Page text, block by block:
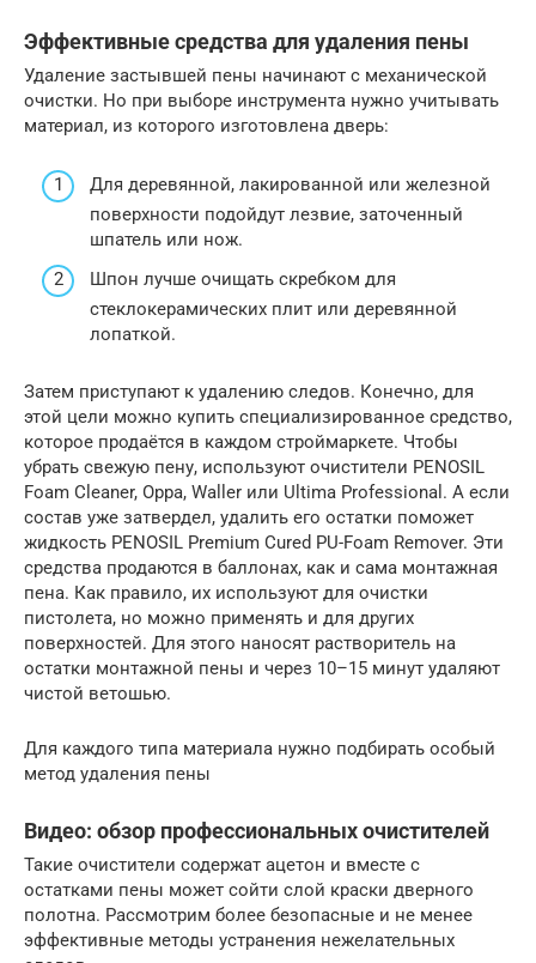
Эффективные средства для удаления пены
Удаление застывшей пены начинают с механической
очистки. Но при выборе инструмента нужно учитывать
материал, из которого изготовлена дверь:
Для деревянной, лакированной или железной
поверхности подойдут лезвие, заточенный
шпатель или нож.
Шпон лучше очищать скребком для
стеклокерамических плит или деревянной
лопаткой.
Затем приступают к удалению следов. Конечно, для
этой цели можно купить специализированное средство,
которое продаётся в каждом строймаркете. Чтобы
убрать свежую пену, используют очистители PENOSIL
Foam Cleaner, Oppa, Waller или Ultima Professional. А если
состав уже затвердел, удалить его остатки поможет
жидкость PENOSIL Premium Cured PU-Foam Remover. Эти
средства продаются в баллонах, как и сама монтажная
пена. Как правило, их используют для очистки
пистолета, но можно применять и для других
поверхностей. Для этого наносят растворитель на
остатки монтажной пены и через 10–15 минут удаляют
чистой ветошью.
Для каждого типа материала нужно подбирать особый
метод удаления пены
Видео: обзор профессиональных очистителей
Такие очистители содержат ацетон и вместе с
остатками пены может сойти слой краски дверного
полотна. Рассмотрим более безопасные и не менее
эффективные методы устранения нежелательных